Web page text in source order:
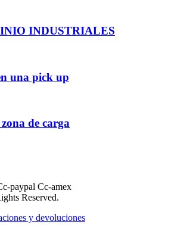
INDUSTRIALES
una pick up
de carga
paypal Cc-amex
Reserved.
y devoluciones